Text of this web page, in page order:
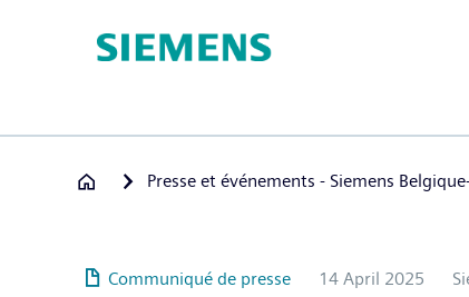
huvudinnehåll
Presse et événements - Siemens
Communiqué de presse 14 April 2025